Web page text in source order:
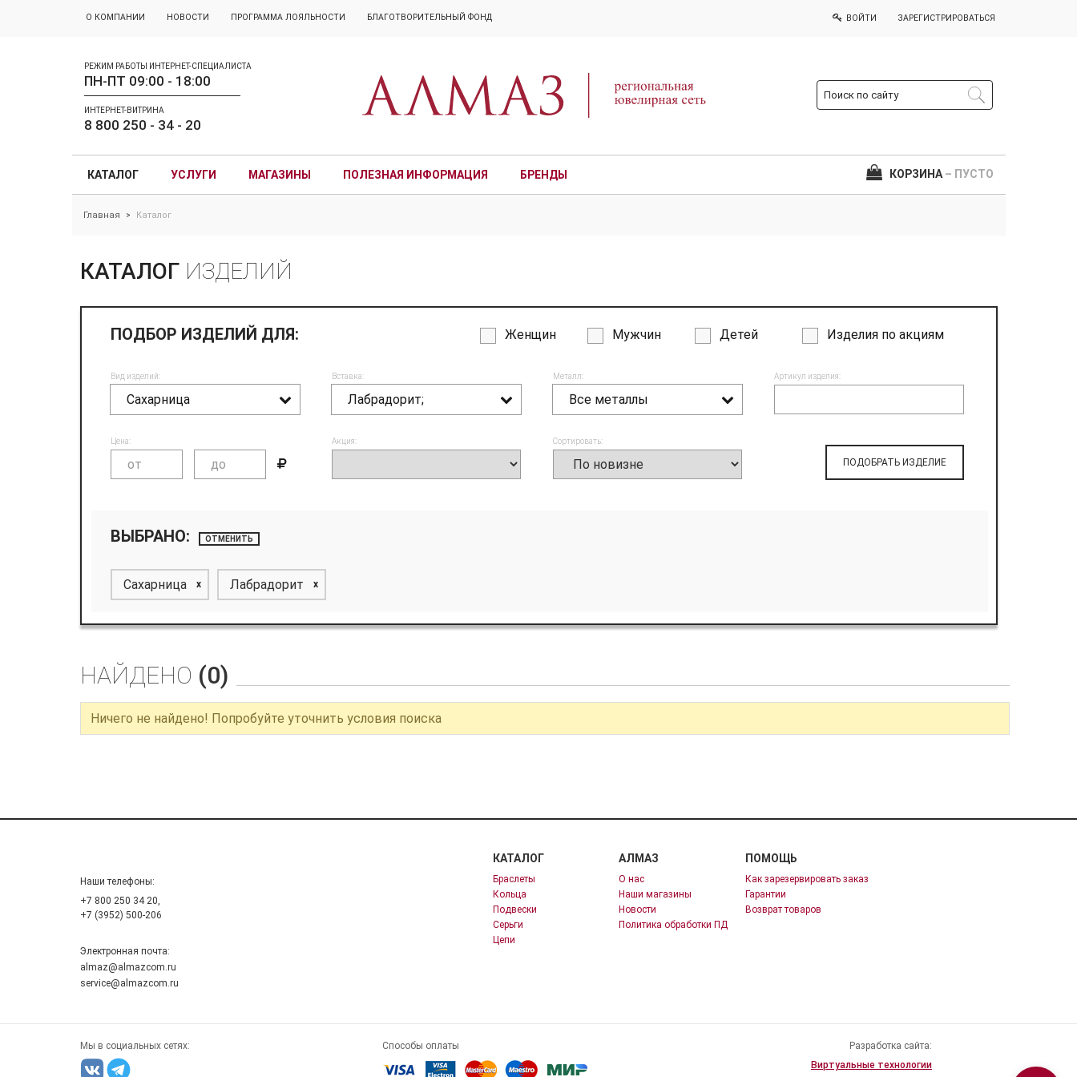
О КОМПАНИИ НОВОСТИ ПРОГРАММА ЛОЯЛЬНОСТИ БЛАГОТВОРИТЕЛЬНЫЙ ФОНД
РЕЖИМ РАБОТЫ ИНТЕРНЕТ-СПЕЦИАЛИСТА
ПН-ПТ 09:00 - 18:00
ИНТЕРНЕТ-ВИТРИНА
8 800 250 - 34 - 20
ВОЙТИ ЗАРЕГИСТРИРОВАТЬСЯ
КАТАЛОГ УСЛУГИ МАГАЗИНЫ ПОЛЕЗНАЯ ИНФОРМАЦИЯ БРЕНДЫ КОРЗИНА – ПУСТО
Главная > Каталог
КАТАЛОГ ИЗДЕЛИЙ
ПОДБОР ИЗДЕЛИЙ ДЛЯ: Женщин Мужчин Детей Изделия по акциям
Вид изделий:
Сахарница
Вставка:
Лабрадорит;
Металл:
Все металлы
Артикул изделия:
Цена: Акция: Сортировать:
ПОДОБРАТЬ ИЗДЕЛИЕ
ВЫБРАНО: ОТМЕНИТЬ
Сахарница x Лабрадорит x
НАЙДЕНО (0)
Ничего не найдено! Попробуйте уточнить условия поиска
Наши телефоны:
+7 800 250 34 20,
+7 (3952) 500-206
Электронная почта:
almaz@almazcom.ru
service@almazcom.ru
КАТАЛОГ
Браслеты
Кольца
Подвески
Серьги
Цепи
АЛМАЗ
О нас
Наши магазины
Новости
Политика обработки ПД
ПОМОЩЬ
Как зарезервировать заказ
Гарантии
Возврат товаров
Мы в социальных сетях: Способы оплаты
Разработка сайта:
Виртуальные технологии